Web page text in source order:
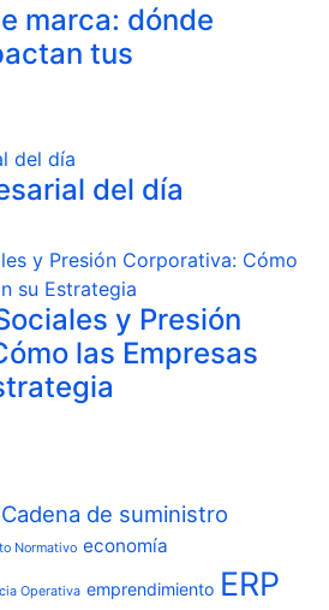
marca: dónde
tus
del día
y Presión
las Empresas
Cadena de suministro
Normativo economía
Operativa emprendimiento ERP